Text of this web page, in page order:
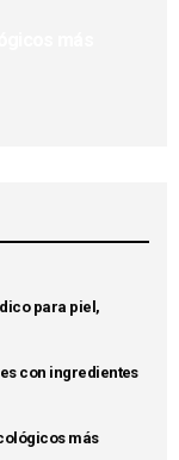
para piel,
con ingredientes
más